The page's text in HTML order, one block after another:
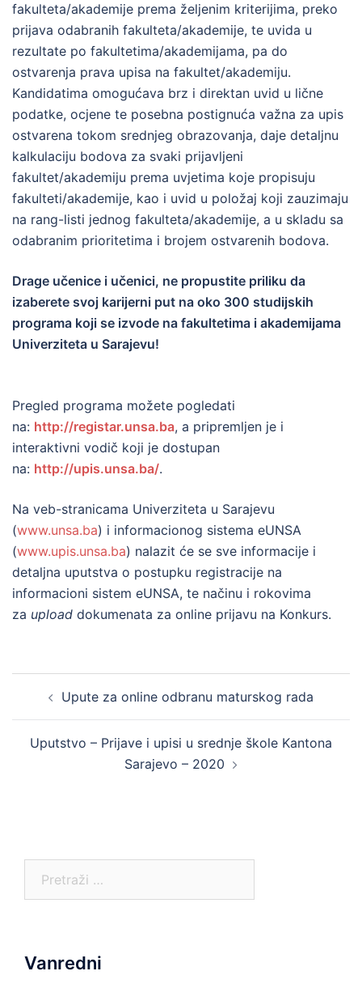
fakulteta/akademije prema željenim kriterijima, preko
prijava odabranih fakulteta/akademije, te uvida u
rezultate po fakultetima/akademijama, pa do
ostvarenja prava upisa na fakultet/akademiju.
Kandidatima omogućava brz i direktan uvid u lične
podatke, ocjene te posebna postignuća važna za upis
ostvarena tokom srednjeg obrazovanja, daje detaljnu
kalkulaciju bodova za svaki prijavljeni
fakultet/akademiju prema uvjetima koje propisuju
fakulteti/akademije, kao i uvid u položaj koji zauzimaju
na rang-listi jednog fakulteta/akademije, a u skladu sa
odabranim prioritetima i brojem ostvarenih bodova.
Drage učenice i učenici, ne propustite priliku da
izaberete svoj karijerni put na oko 300 studijskih
programa koji se izvode na fakultetima i akademijama
Univerziteta u Sarajevu!
Pregled programa možete pogledati
na: http://registar.unsa.ba, a pripremljen je i
interaktivni vodič koji je dostupan
na: http://upis.unsa.ba/.
Na veb-stranicama Univerziteta u Sarajevu
(www.unsa.ba) i informacionog sistema eUNSA
(www.upis.unsa.ba) nalazit će se sve informacije i
detaljna uputstva o postupku registracije na
informacioni sistem eUNSA, te načinu i rokovima
za upload dokumenata za online prijavu na Konkurs.
navigation
Upute za online odbranu maturskog rada
Uputstvo – Prijave i upisi u srednje škole Kantona
Sarajevo – 2020
Vanredni